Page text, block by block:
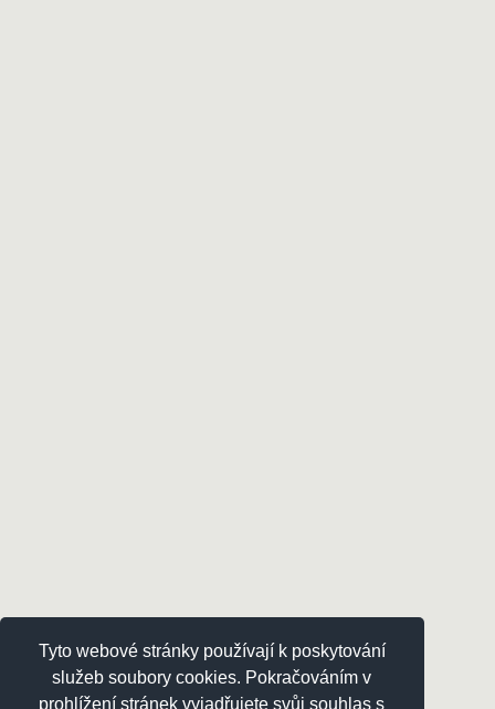
Tyto webové stránky používají k poskytování
služeb soubory cookies. Pokračováním v
prohlížení stránek vyjadřujete svůj souhlas s